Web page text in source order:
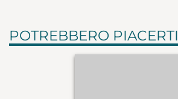
POTREBBERO